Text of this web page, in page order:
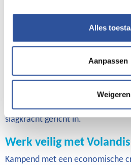
Alles
Aanpassen
Weigeren
samenwerking een sleutelwoord.
toezichthouders. Ze doet dit bij
steeds efficiënter delen van
betere handhaving, met zo min
voor goed presterende bedrijven.
wet wordt overtreden grijpt de
slagkracht gericht in.
Werk veilig met
Kampend met een economische